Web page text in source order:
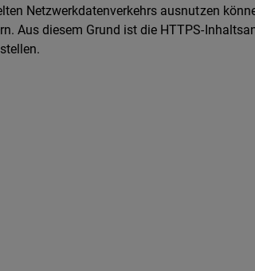
Netzwerkdatenverkehrs ausnutzen
Aus diesem Grund ist die HTTPS-